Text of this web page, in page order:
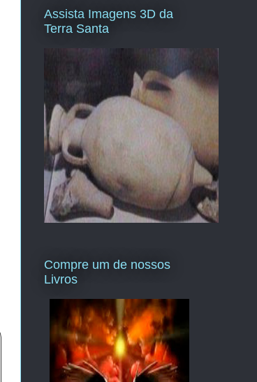
Assista Imagens 3D da
Terra Santa
Compre um de nossos
Livros